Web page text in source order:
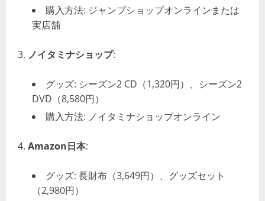
購入方法: ジャンプショップオンラインまたは
実店舗
ノイタミナショップ:
グッズ: シーズン2 CD（1,320円）、シーズン2
DVD（8,580円）
購入方法: ノイタミナショップオンライン
Amazon日本:
グッズ: 長財布（3,649円）、グッズセット
（2,980円）